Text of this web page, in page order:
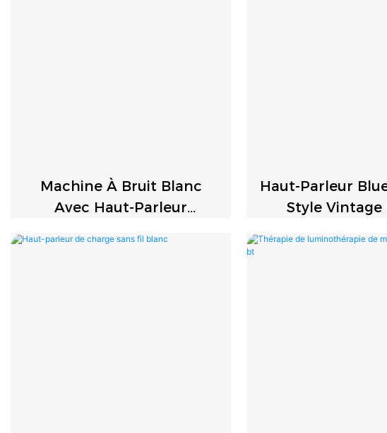
Machine À Bruit Blanc
Avec Haut-Parleur
Haut-Parleur
Style Vintage